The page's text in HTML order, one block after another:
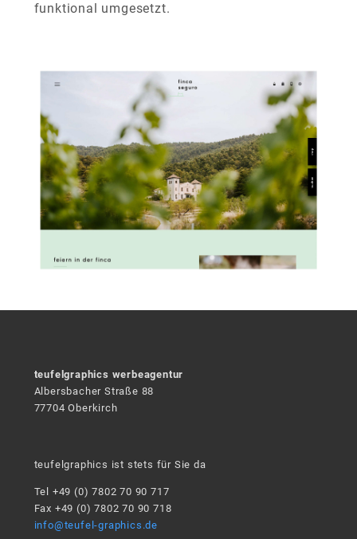
funktional umgesetzt.
teufelgraphics werbeagentur
Albersbacher Straße 88
77704 Oberkirch
teufelgraphics ist stets für Sie da
Tel +49 (0) 7802 70 90 717
Fax +49 (0) 7802 70 90 718
info@teufel-graphics.de